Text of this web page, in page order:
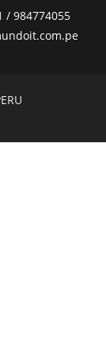
/ 984774055